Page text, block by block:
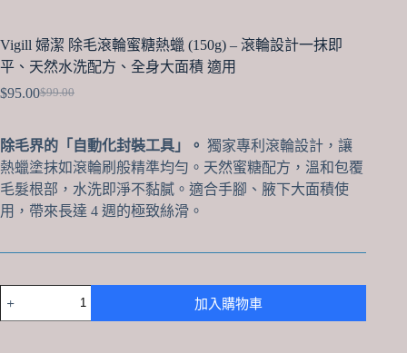
Vigill 婦潔 除毛滾輪蜜糖熱蠟 (150g) – 滾輪設計一抹即
平、天然水洗配方、全身大面積 適用
$99.00
Original
$99.00.
$95.00Current
$95.00.
除毛界的「自動化封裝工具」。 獨家專利滾輪設計，讓
熱蠟塗抹如滾輪刷般精準均勻。天然蜜糖配方，溫和包覆
毛髮根部，水洗即淨不黏膩。適合手腳、腋下大面積使
用，帶來長達 4 週的極致絲滑。
Vigill
婦
加入購物車